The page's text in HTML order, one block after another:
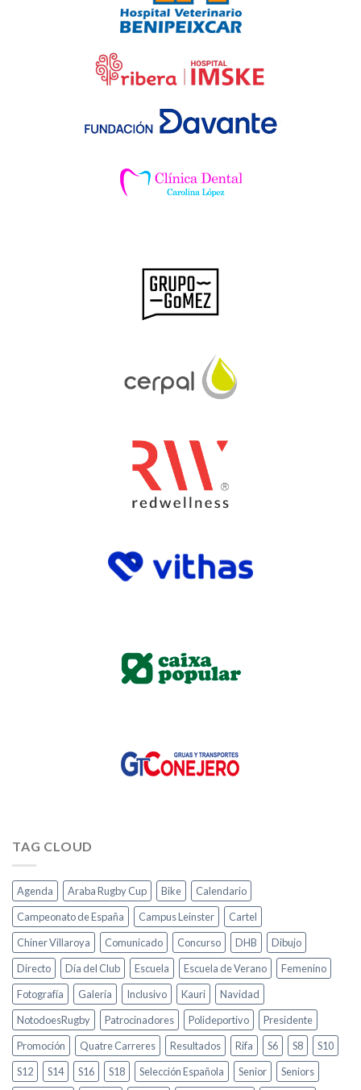
TAG CLOUD
Agenda Araba Rugby Cup Bike
Calendario
Campeonato de España
Campus Leinster
Cartel
Chiner Villaroya
Comunicado Concurso DHB
Dibujo
Directo
Día del Club Escuela Escuela de Verano
Femenino
Fotografía
Galería Inclusivo Kauri
Navidad
NotodoesRugby
Patrocinadores Polideportivo
Presidente
Promoción
Quatre Carreres Resultados Rifa S6 S8
S10
S12
S14 S16 S18 Selección Española Senior
Seniors